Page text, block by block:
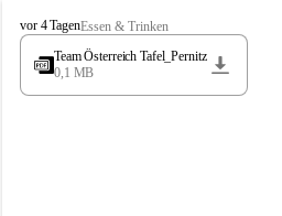
vielfältige Angebot unserer
Überzeugen Sie sich selbst, dass
in den Beherbergungsbetrieben,
Wir kennen Miesenbach als
Tradition und Innovation werden
M
i
s
vor 4 TagenEssen & Trinken
Team Österreich Tafel_Pernitz
0,1 MB